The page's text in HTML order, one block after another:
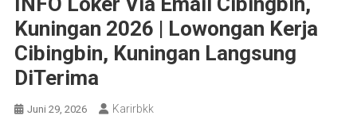
Kuningan 2026 | Lowongan Kerja
Cibingbin, Kuningan Langsung
DiTerima
Juni 29, 2026 Karirbkk